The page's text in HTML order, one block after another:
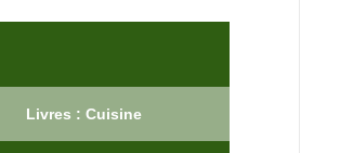
Livres : Cuisine